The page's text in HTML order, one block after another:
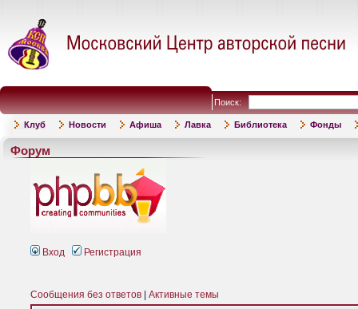
Поиск:
Клуб Новости Афиша Лавка Библиотека Фонды
Форум
Вход Регистрация
Сообщения без ответов Активные темы